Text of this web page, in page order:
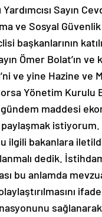
Sayın
ve Sosyal
başkanlarının
Ömer Bolat’ın
ve yine Hazine ve
Yönetim
maddesi
paylaşmak
ilgili bakanlara
dedik.
bu anlamda